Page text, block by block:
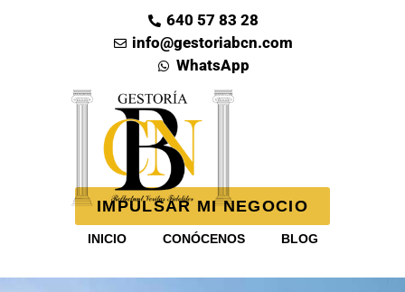
640 57 83 28
info@gestoriabcn.com
WhatsApp
INICIO CONÓCENOS BLOG
IMPULSAR MI NEGOCIO